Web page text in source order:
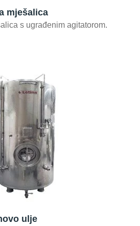
mješalica
s ugrađenim agitatorom.
ulje